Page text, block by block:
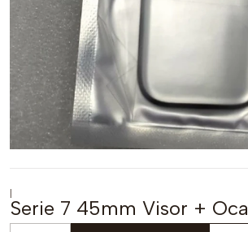
|
Serie 7 45mm Visor + Oca